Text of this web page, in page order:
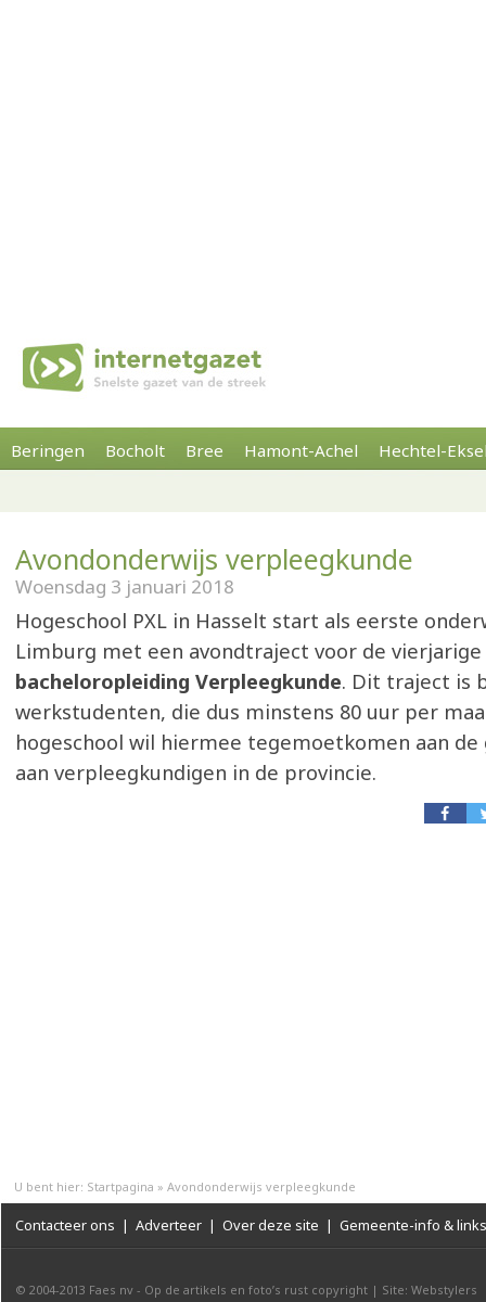
Beringen Bocholt Bree Hamont-Achel Hechtel-
Avondonderwijs verpleegkunde
Woensdag 3 januari 2018
Hogeschool PXL in Hasselt start als eerste
Limburg met een avondtraject voor de vierjarige
bacheloropleiding Verpleegkunde. Dit traject is
werkstudenten, die dus minstens 80 uur per
hogeschool wil hiermee tegemoetkomen aan de
aan verpleegkundigen in de provincie.
U bent hier: Startpagina » Avondonderwijs verpleegkunde
Contacteer ons | Adverteer | Over deze site | Gemeente-info & links
© 2004-2013 Faes nv - Op de artikels en foto’s rust copyright | Site: Webstylers